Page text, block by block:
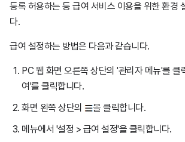
등록 허용하는 등 급여 서비스 이용을 위한 환경
다.
급여 설정하는 방법은 다음과 같습니다.
PC 웹 화면 오른쪽 상단의 '관리자 메뉴'를 클
여'를 클릭합니다.
화면 왼쪽 상단의
을 클릭합니다.
메뉴에서 '설정 > 급여 설정'을 클릭합니다.